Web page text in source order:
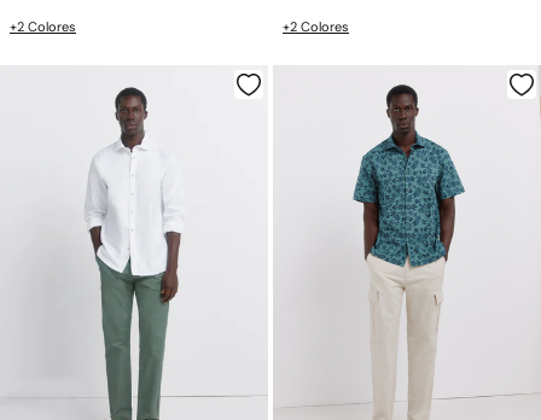
+2 Colores +2 Colores